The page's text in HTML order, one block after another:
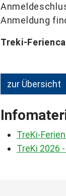
Anmeldung
Treki-
zur Übersicht
TreKi-
TreKi 2026